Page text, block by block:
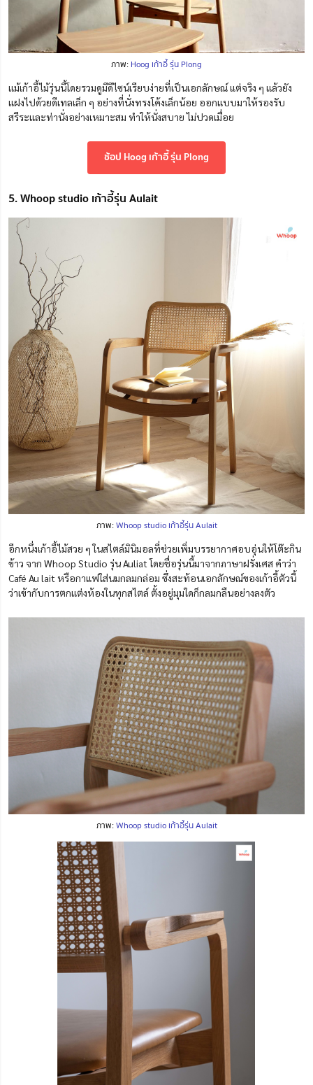
ภาพ: Hoog เก้าอี้ รุ่น Plong
แม้เก้าอี้ไม้รุ่นนี้โดยรวมดูมีดีไซน์เรียบง่ายที่เป็นเอกลักษณ์ แต่จริง ๆ แล้วยัง
แฝงไปด้วยดีเทลเล็ก ๆ อย่างที่นั่งทรงโค้งเล็กน้อย ออกแบบมาให้รองรับ
สรีระและท่านั่งอย่างเหมาะสม ทำให้นั่งสบาย ไม่ปวดเมื่อย
ช้อป Hoog เก้าอี้ รุ่น Plong
5. Whoop studio เก้าอี้รุ่น Aulait
ภาพ:Whoop studio เก้าอี้รุ่น Aulait
อีกหนึ่งเก้าอี้ไม้สวย ๆ ในสไตล์มินิมอลที่ช่วยเพิ่มบรรยากาศอบอุ่นให้โต๊ะกิน
ข้าว จาก Whoop Studio รุ่น Auliat โดยชื่อรุ่นนี้มาจากภาษาฝรั่งเศส คำว่า
Café Au lait หรือกาแฟใส่นมกลมกล่อม ซึ่งสะท้อนเอกลักษณ์ของเก้าอี้ตัวนี้
ว่าเข้ากับการตกแต่งห้องในทุกสไตล์ ตั้งอยู่มุมใดก็กลมกลืนอย่างลงตัว
ภาพ:Whoop studio เก้าอี้รุ่น Aulait